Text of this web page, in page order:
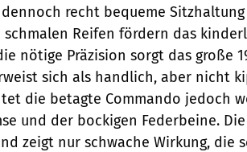
recht bequeme
Reifen fördern das
nötige Präzision sorgt das große
sich als handlich, aber nicht
die betagte Commando jedoch
und der bockigen Federbeine.
zeigt nur schwache Wirkung, die